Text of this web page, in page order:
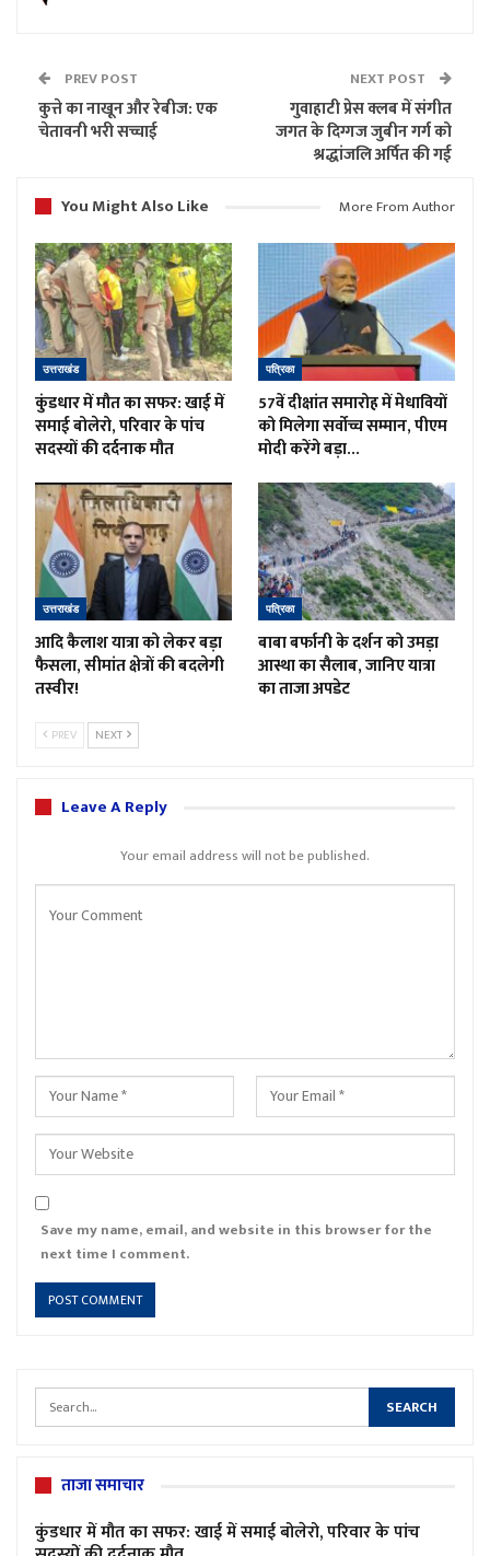
PREV POST
कुत्ते का नाखून और रेबीज: एक
चेतावनी भरी सच्चाई
NEXT POST
गुवाहाटी प्रेस क्लब में संगीत
जगत के दिग्गज जुबीन गर्ग को
श्रद्धांजलि अर्पित की गई
You Might Also Like
More From Author
उत्तराखंड
कुंडधार में मौत का सफर: खाई में
समाई बोलेरो, परिवार के पांच
सदस्यों की दर्दनाक मौत
पत्रिका
57वें दीक्षांत समारोह में मेधावियों
को मिलेगा सर्वोच्च सम्मान, पीएम
मोदी करेंगे बड़ा…
उत्तराखंड
आदि कैलाश यात्रा को लेकर बड़ा
फैसला, सीमांत क्षेत्रों की बदलेगी
तस्वीर!
पत्रिका
बाबा बर्फानी के दर्शन को उमड़ा
आस्था का सैलाब, जानिए यात्रा
का ताजा अपडेट
PREV NEXT
Leave A Reply
Your email address will not be published.
Save my name, email, and website in this browser for the
next time I comment.
ताजा समाचार
कुंडधार में मौत का सफर: खाई में समाई बोलेरो, परिवार के पांच